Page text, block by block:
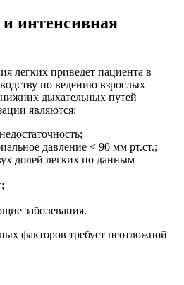
интенсивная
легких приведет пациента в
по ведению взрослых
дыхательных путей
являются:
давление < 90 мм рт.ст.;
долей легких по данным
заболевания.
факторов требует неотложной